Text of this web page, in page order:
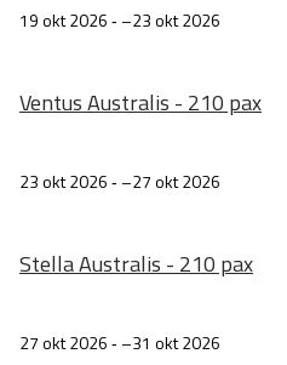
19 okt 2026‐ 23 okt 2026
Ventus Australis - 210 pax
23 okt 2026‐ 27 okt 2026
Stella Australis - 210 pax
27 okt 2026‐ 31 okt 2026